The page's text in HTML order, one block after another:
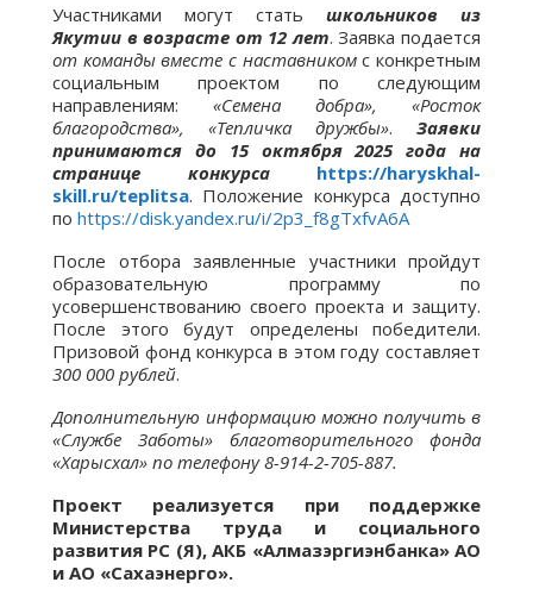
Участниками могут стать школьников из
Якутии в возрасте от 12 лет. Заявка подается
от команды вместе с наставникомс конкретным
социальным проектом по следующим
направлениям: «Семена добра», «Росток
благородства», «Тепличка дружбы». Заявки
принимаются до 15 октября 2025 года на
странице конкурса https://haryskhal-
skill.ru/teplitsa. Положение конкурса доступно
по https://disk.yandex.ru/i/2p3_f8gTxfvA6A
После отбора заявленные участники пройдут
образовательную программу по
усовершенствованию своего проекта и защиту.
После этого будут определены победители.
Призовой фонд конкурса в этом году составляет
300 000 рублей.
Дополнительную информацию можно получить в
«Службе Заботы» благотворительного фонда
«Харысхал» по телефону 8-914-2-705-887.
Проект реализуется при поддержке
Министерства труда и социального
развития РС (Я), АКБ «Алмазэргиэнбанка» АО
и АО «Сахаэнерго».